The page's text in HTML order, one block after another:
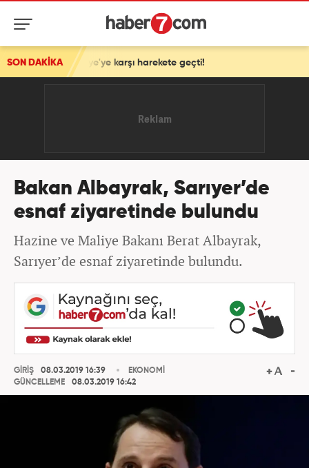
SON DAKİKA
Türkiye'ye karşı harekete geçti!
Bakan Albayrak, Sarıyer’de
esnaf ziyaretinde bulundu
Hazine ve Maliye Bakanı Berat Albayrak,
Sarıyer’de esnaf ziyaretinde bulundu.
GİRİŞ
08.03.2019 16:39
GÜNCELLEME
08.03.2019 16:42
EKONOMİ